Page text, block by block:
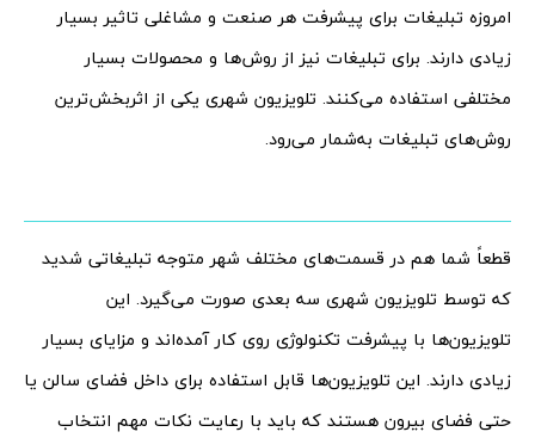
امروزه تبلیغات برای پیشرفت هر صنعت و مشاغلی تاثیر بسیار
زیادی دارند. برای تبلیغات نیز از روش‌ها و محصولات بسیار
مختلفی استفاده می‌کنند. تلویزیون شهری یکی از اثربخش‌ترین
روش‌های تبلیغات به‌شمار می‌رود.
قطعاً شما هم در قسمت‌های مختلف شهر متوجه تبلیغاتی شدید
که توسط تلویزیون شهری سه بعدی صورت می‌گیرد. این
تلویزیون‌ها با پیشرفت تکنولوژی روی کار آمده‌اند و مزایای بسیار
زیادی دارند. این تلویزیون‌ها قابل استفاده برای داخل فضای سالن یا
حتی فضای بیرون هستند که باید با رعایت نکات مهم انتخاب